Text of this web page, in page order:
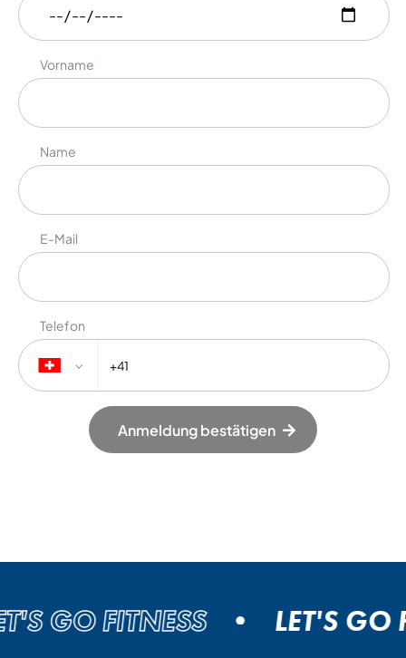
Vorname
Name
E-Mail
Telefon
Anmeldung bestätigen
GO FITNESS LET'S GO